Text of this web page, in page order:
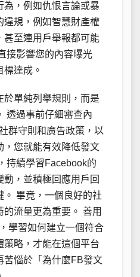
為，例如仇恨言論或暴
違規，例如智慧財產權
甚至連用戶舉報都可能
接影響您的內容曝光
達成。
於單純列舉規則，而是
透過事前仔細審查內
群守則和廣告政策，以
，您就能有效降低發文
持續學習Facebook的
，並積極回應用戶回
畢竟，一個良好的社
流量更為重要。 善用
學習如何建立一個符合
策略，才能在這個平台
苦惱於「為什麼FB發文